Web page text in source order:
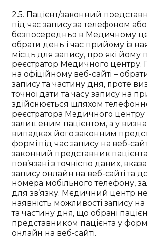
2.5. Пацієнт/законний
під час запису за телефоном або
безпосередньо в Медичному
обрати день і час прийому із
місць для запису, про які йому
реєстратор Медичного центру.
на офіційному веб-сайті –
запису та частину дня, проте
точної дати та часу запису на
здійснюється шляхом
реєстратора Медичного центру
залишеним пацієнтом, а у
випадках його законним
формі під час запису на веб-
законний представник
пов’язані з точністю даних,
запису онлайн на веб-сайті та
номера мобільного телефону,
для зв’язку. Медичний центр не
наявність можливості запису
та частину дня, що обрані
представником пацієнта у
онлайн на веб-сайті.